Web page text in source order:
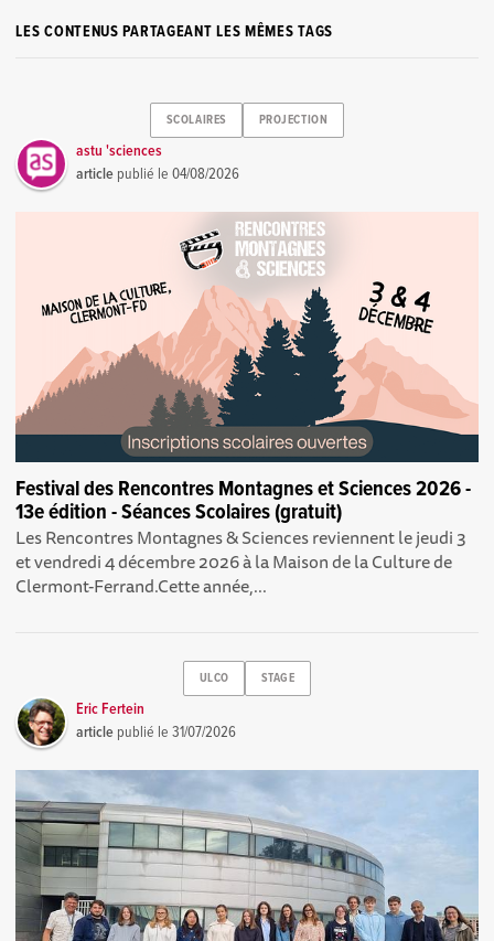
LES CONTENUS PARTAGEANT LES MÊMES TAGS
SCOLAIRES PROJECTION
astu 'sciences
article publié le04/08/2026
Festival des Rencontres Montagnes et Sciences 2026 -
13e édition - Séances Scolaires (gratuit)
Les Rencontres Montagnes & Sciences reviennent le jeudi 3
et vendredi 4 décembre 2026 à la Maison de la Culture de
Clermont-Ferrand.Cette année,...
ULCO STAGE
Eric Fertein
article publié le31/07/2026